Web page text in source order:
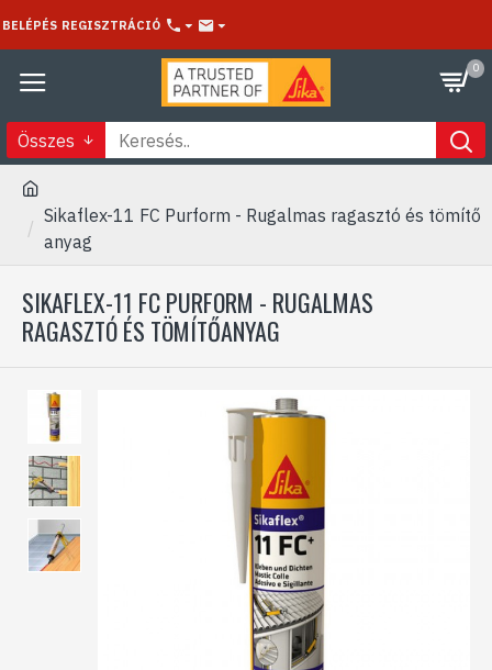
BELÉPÉS REGISZTRÁCIÓ
0
Összes
Sikaflex-11 FC Purform - Rugalmas ragasztó és tömítő
anyag
SIKAFLEX-11 FC PURFORM - RUGALMAS
RAGASZTÓ ÉS TÖMÍTŐANYAG